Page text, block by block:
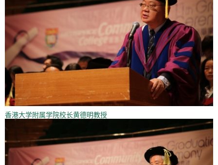
香港大学附属学院校长黄德明教授